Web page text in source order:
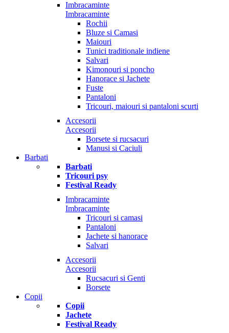
Imbracaminte
Imbracaminte
Rochii
Bluze si Camasi
Maiouri
Tunici traditionale indiene
Salvari
Kimonouri si poncho
Hanorace si Jachete
Fuste
Pantaloni
Tricouri, maiouri si pantaloni scurti
Accesorii
Accesorii
Borsete si rucsacuri
Manusi si Caciuli
Barbati
Barbati
Tricouri psy
Festival Ready
Imbracaminte
Imbracaminte
Tricouri si camasi
Pantaloni
Jachete si hanorace
Salvari
Accesorii
Accesorii
Rucsacuri si Genti
Borsete
Copii
Copii
Jachete
Festival Ready